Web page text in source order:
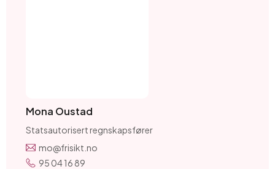
Mona Oustad
Statsautorisert regnskapsfører
mo@frisikt.no
95 04 16 89